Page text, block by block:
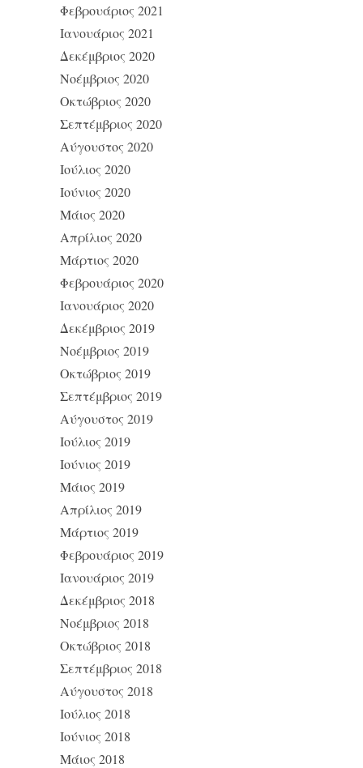
Φεβρουάριος 2021
Ιανουάριος 2021
Δεκέμβριος 2020
Νοέμβριος 2020
Οκτώβριος 2020
Σεπτέμβριος 2020
Αύγουστος 2020
Ιούλιος 2020
Ιούνιος 2020
Μάιος 2020
Απρίλιος 2020
Μάρτιος 2020
Φεβρουάριος 2020
Ιανουάριος 2020
Δεκέμβριος 2019
Νοέμβριος 2019
Οκτώβριος 2019
Σεπτέμβριος 2019
Αύγουστος 2019
Ιούλιος 2019
Ιούνιος 2019
Μάιος 2019
Απρίλιος 2019
Μάρτιος 2019
Φεβρουάριος 2019
Ιανουάριος 2019
Δεκέμβριος 2018
Νοέμβριος 2018
Οκτώβριος 2018
Σεπτέμβριος 2018
Αύγουστος 2018
Ιούλιος 2018
Ιούνιος 2018
Μάιος 2018